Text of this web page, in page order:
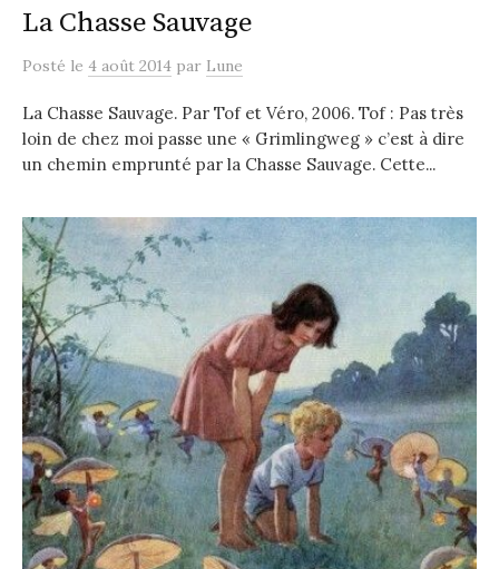
La Chasse Sauvage
Posté le 4 août 2014 par Lune
La Chasse Sauvage. Par Tof et Véro, 2006. Tof : Pas très
loin de chez moi passe une « Grimlingweg » c’est à dire
un chemin emprunté par la Chasse Sauvage. Cette...